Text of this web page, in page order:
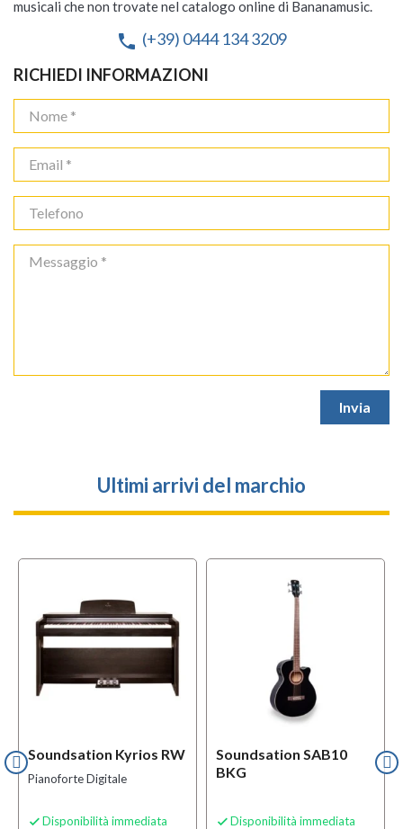
musicali che non trovate nel catalogo online di Bananamusic.
phone (+39) 0444 134 3209
RICHIEDI INFORMAZIONI
Ultimi arrivi del marchio
Soundsation Kyrios RW
Pianoforte Digitale
 Disponibilità immediata
Soundsation SAB10
BKG
 Disponibilità immediata